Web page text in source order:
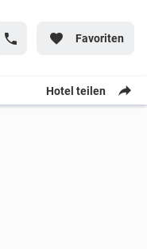
Favoriten
Hotel teilen